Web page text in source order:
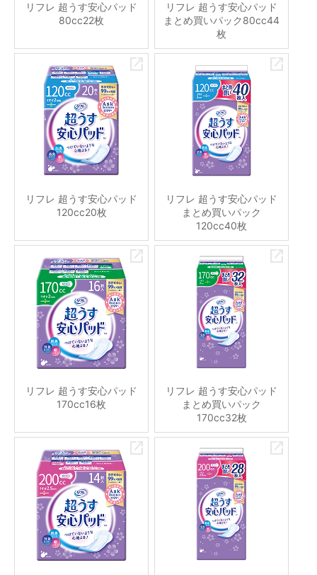
リフレ 超うす安心パッド
80cc22枚
リフレ 超うす安心パッド
まとめ買いパック80cc44
枚
リフレ 超うす安心パッド
120cc20枚
リフレ 超うす安心パッド
まとめ買いパック
120cc40枚
リフレ 超うす安心パッド
170cc16枚
リフレ 超うす安心パッド
まとめ買いパック
170cc32枚